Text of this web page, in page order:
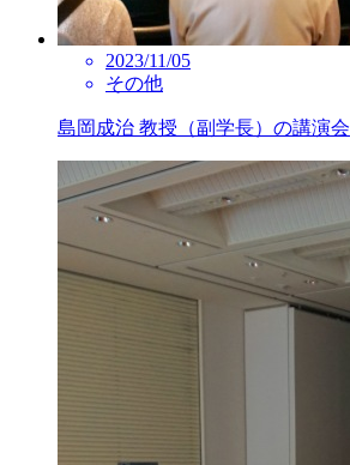
2023/11/05
その他
島岡成治 教授（副学長）の講演会